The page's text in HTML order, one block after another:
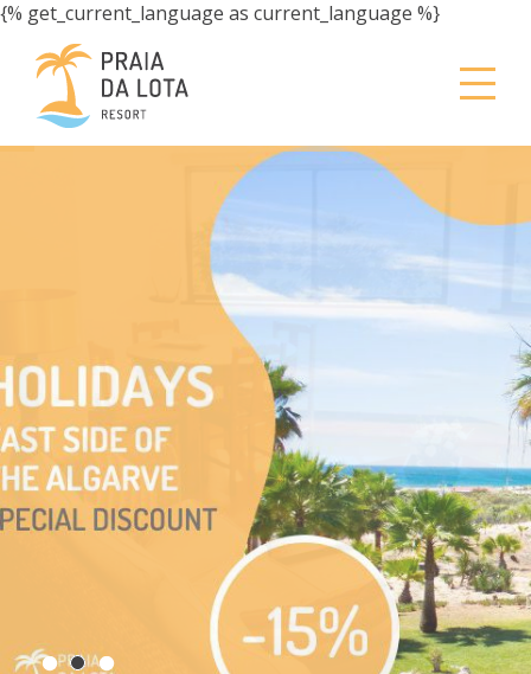
{% get_current_language as current_language %}
A 100 METROS DE
UMA DAS MELHORES